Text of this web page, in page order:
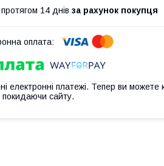
14 днів за рахунок покупця
електронні платежі. Тепер ви можете
сайту.